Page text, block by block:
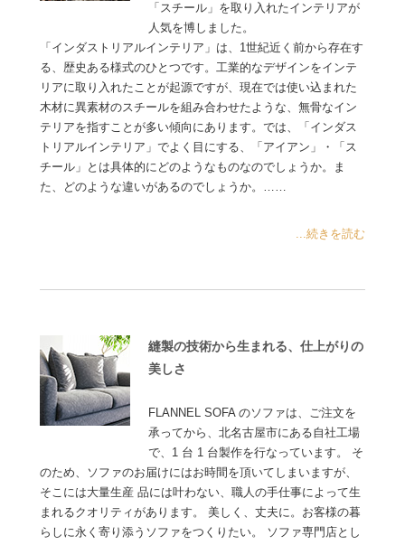
「スチール」を取り入れたインテリアが
人気を博しました。
「インダストリアルインテリア」は、1世紀近く前から存在す
る、歴史ある様式のひとつです。工業的なデザインをインテ
リアに取り入れたことが起源ですが、現在では使い込まれた
木材に異素材のスチールを組み合わせたような、無骨なイン
テリアを指すことが多い傾向にあります。では、「インダス
トリアルインテリア」でよく目にする、「アイアン」・「ス
チール」とは具体的にどのようなものなのでしょうか。ま
た、どのような違いがあるのでしょうか。……
...続きを読む
縫製の技術から生まれる、仕上がりの
美しさ
FLANNEL SOFA のソファは、ご注文を
承ってから、北名古屋市にある自社工場
で、1 台 1 台製作を行なっています。 そ
のため、ソファのお届けにはお時間を頂いてしまいますが、
そこには大量生産 品には叶わない、職人の手仕事によって生
まれるクオリティがあります。 美しく、丈夫に。お客様の暮
らしに永く寄り添うソファをつくりたい。 ソファ専門店とし